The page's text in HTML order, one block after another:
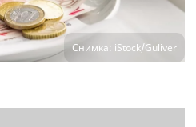
Снимка: iStock/Guliver